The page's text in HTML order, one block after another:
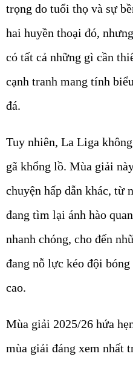
trọng do tuổi thọ và sự
hai huyền thoại đó,
có tất cả những gì cần
cạnh tranh mang tính
đá.
Tuy nhiên, La Liga
gã khổng lồ. Mùa giải
chuyện hấp dẫn khác, từ
đang tìm lại ánh hào
nhanh chóng, cho đến
đang nỗ lực kéo đội
cao.
Mùa giải 2025/26 hứa
mùa giải đáng xem nhất